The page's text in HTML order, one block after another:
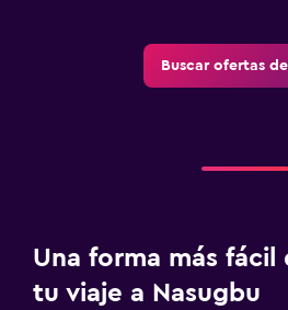
Buscar ofertas
Una forma más
tu viaje a Nasugbu